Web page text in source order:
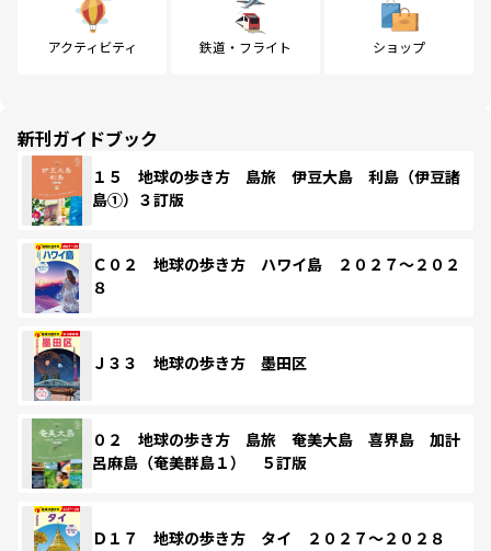
アクティビティ 鉄道・フライト ショップ
新刊ガイドブック
１５ 地球の歩き方 島旅 伊豆大島 利島（伊豆諸
島①）３訂版
Ｃ０２ 地球の歩き方 ハワイ島 ２０２７～２０２
８
Ｊ３３ 地球の歩き方 墨田区
０２ 地球の歩き方 島旅 奄美大島 喜界島 加計
呂麻島（奄美群島１） ５訂版
Ｄ１７ 地球の歩き方 タイ ２０２７～２０２８